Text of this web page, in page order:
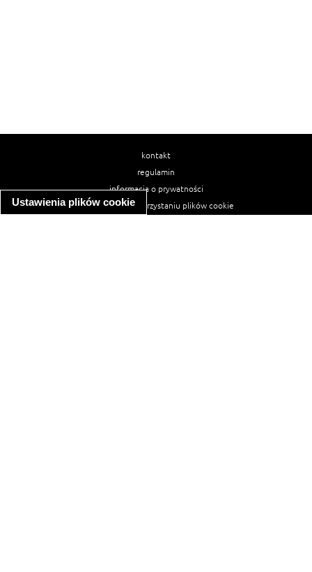
Ustawienia plików cookie
kontakt
regulamin
informacja o prywatności
informacja o wykorzystaniu plików cookie